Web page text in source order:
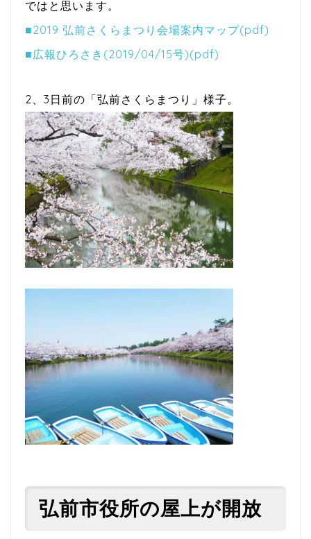
ではと思います。
■2019 弘前さくらまつり会場案内マップ(pdf)
■広報ひろさき(2019/04/15号)(pdf)
2、3日前の「弘前さくらまつり」様子。
弘前市役所の屋上が開放